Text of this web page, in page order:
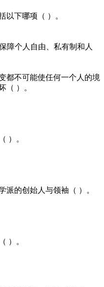
以下哪项（ ）。
障个人自由、私有制和人
都不可能使任何一个人的境
（ ）。
）。
派的创始人与领袖（ ）。
）。